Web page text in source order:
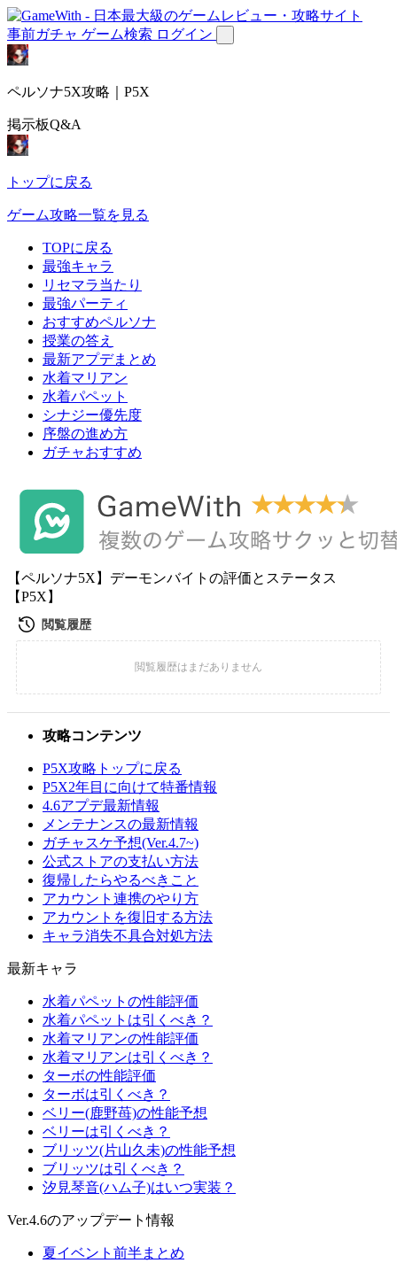
事前ガチャ ゲーム検索 ログイン
ペルソナ5X攻略｜P5X
掲示板Q&A
トップに戻る
ゲーム攻略一覧を見る
TOPに戻る
最強キャラ
リセマラ当たり
最強パーティ
おすすめペルソナ
授業の答え
最新アプデまとめ
水着マリアン
水着パペット
シナジー優先度
序盤の進め方
ガチャおすすめ
【ペルソナ5X】デーモンバイトの評価とステータス
【P5X】
攻略コンテンツ
P5X攻略トップに戻る
P5X2年目に向けて特番情報
4.6アプデ最新情報
メンテナンスの最新情報
ガチャスケ予想(Ver.4.7~)
公式ストアの支払い方法
復帰したらやるべきこと
アカウント連携のやり方
アカウントを復旧する方法
キャラ消失不具合対処方法
最新キャラ
水着パペットの性能評価
水着パペットは引くべき？
水着マリアンの性能評価
水着マリアンは引くべき？
ターボの性能評価
ターボは引くべき？
ベリー(鹿野苺)の性能予想
ベリーは引くべき？
ブリッツ(片山久未)の性能予想
ブリッツは引くべき？
汐見琴音(ハム子)はいつ実装？
Ver.4.6のアップデート情報
夏イベント前半まとめ